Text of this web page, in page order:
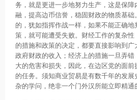
务，就是更进一步地努力生产，这是保障
融，提高边币信誉，稳固财政的物质基
的，犹如指挥作战一样，如果不能正确地
策，就可能遭受失败。财经工作的复杂
的措施和政策的决定，都要直接影响到
政府财政的收入；经济上的措施一旦弄错
大的危害和损失，因此，在边区党的面
的任务。须知商业贸易是有数千年的发展
杂的学问，绝非一个门外汉所能立即精通